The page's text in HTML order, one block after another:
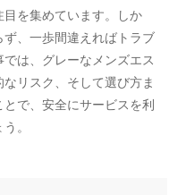
目を集めています。しか
、一歩間違えればトラブ
は、グレーなメンズエス
リスク、そして選び方ま
で、安全にサービスを利
。